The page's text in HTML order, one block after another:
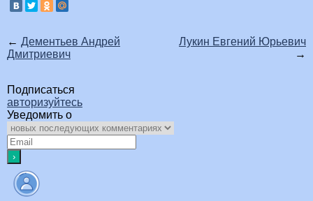
← Дементьев Андрей
Дмитриевич
Лукин Евгений Юрьевич
→
Подписаться
авторизуйтесь
Уведомить о